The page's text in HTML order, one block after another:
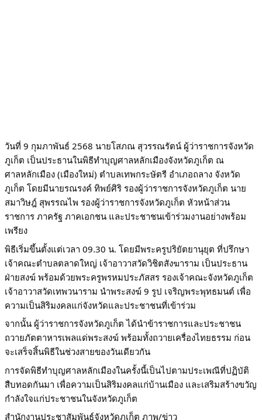
วันที่ 9 กุมภาพันธ์ 2568 นายโสภณ สุวรรณรัตน์ ผู้ว่าราชการจังหวัด
ภูเก็ต เป็นประธานในพิธีทำบุญศาลหลักเมืองจังหวัดภูเก็ต ณ
ศาลหลักเมือง (เมืองใหม่) ตำบลเทพกระษัตรี อำเภอถลาง จังหวัด
ภูเก็ต โดยมีนายรณรงค์ ทิพย์ศิริ รองผู้ว่าราชการจังหวัดภูเก็ต นาย
สมาวิษฎ์ สุพรรณไพ รองผู้ว่าราชการจังหวัดภูเก็ต หัวหน้าส่วน
ราชการ ภาครัฐ ภาคเอกชน และประชาชนเข้าร่วมงานอย่างพร้อม
เพรียง
พิธีเริ่มขึ้นตั้งแต่เวลา 09.30 น. โดยมีพระครูปริยัตยานุยุต ที่ปรึกษา
เจ้าคณะตำบลตลาดใหญ่ เจ้าอาวาสวัดวิชิตสังฆาราม เป็นประธาน
ฝ่ายสงฆ์ พร้อมด้วยพระครูพรหมประภัสสร รองเจ้าคณะจังหวัดภูเก็ต
เจ้าอาวาสวัดเทพวนาราม นำพระสงฆ์ 9 รูป เจริญพระพุทธมนต์ เพื่อ
ความเป็นสิริมงคลแก่จังหวัดและประชาชนที่เข้าร่วม
จากนั้น ผู้ว่าราชการจังหวัดภูเก็ต ได้นำข้าราชการและประชาชน
ถวายภัตตาหารเพลแด่พระสงฆ์ พร้อมทั้งถวายเครื่องไทยธรรม ก่อน
จะเสร็จสิ้นพิธีในช่วงสายของวันเดียวกัน
การจัดพิธีทำบุญศาลหลักเมืองในครั้งนี้เป็นไปตามประเพณีที่ปฏิบัติ
สืบทอดกันมา เพื่อความเป็นสิริมงคลแก่บ้านเมือง และเสริมสร้างขวัญ
กำลังใจแก่ประชาชนในจังหวัดภูเก็ต
สำนักงานประชาสัมพันธ์จังหวัดภูเก็ต ภาพ/ข่าว